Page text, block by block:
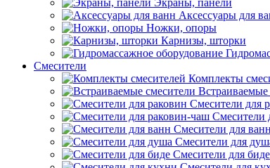
Экраны, панели
Аксессуары для
Ножки, опоры
Карнизы, шторки
Смесители
Комплекты
Встраиваемые
Смесители для
Смесители
Смесители для ванн
Смесители для
Смесители для биде